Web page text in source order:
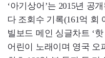
‘아기상어’는 2015년 공
다 조회수 기록(161억 회
빌보드 메인 싱글차트 ‘
어린이 노래이며 영국 오